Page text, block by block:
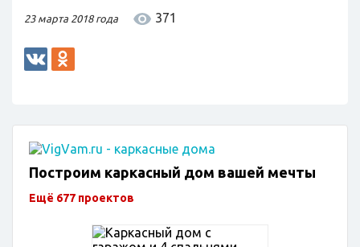
23 марта 2018 года 371
Построим каркасный дом вашей мечты
Ещё 677 проектов